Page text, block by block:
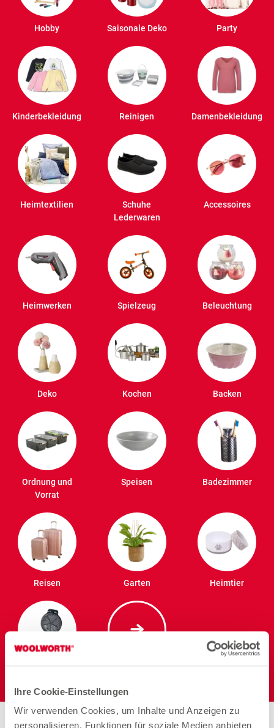
Ihre Cookie-Einstellungen
Wir verwenden Cookies, um Inhalte und Anzeigen zu
personalisieren, Funktionen für soziale Medien anbieten
Hobby Saisonale Deko Party
Kinderbekleidung Reinigen Damenbekleidung
Heimtextilien
Schuhe
Lederwaren
Accessoires
Heimwerken Spielzeug Beleuchtung
Deko Kochen Backen
Ordnung und
Vorrat
Speisen Badezimmer
Reisen Garten Heimtier